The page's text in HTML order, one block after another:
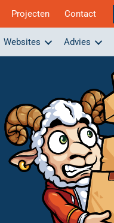
Projecten Contact
Websites Advies